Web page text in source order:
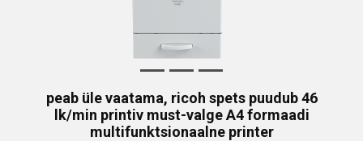
peab üle vaatama, ricoh spets puudub 46
lk/min printiv must-valge A4 formaadi
multifunktsionaalne printer